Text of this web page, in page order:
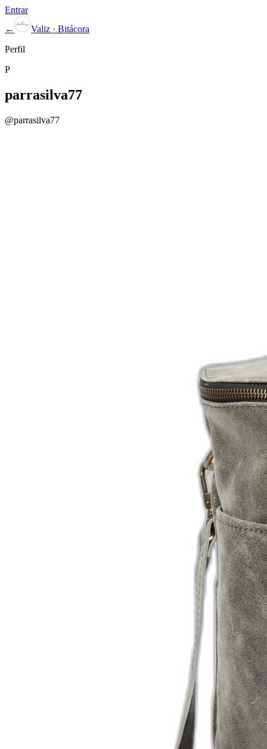
Entrar
←
Valiz · Bitácora
Perfil
P
parrasilva77
@parrasilva77